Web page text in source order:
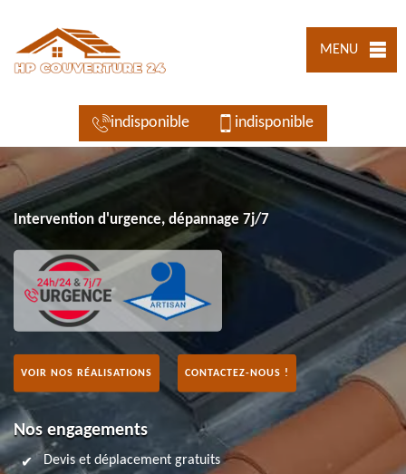
MENU
indisponible indisponible
Intervention d'urgence, dépannage 7j/7
VOIR NOS RÉALISATIONS CONTACTEZ-NOUS !
Nos engagements
Devis et déplacement gratuits